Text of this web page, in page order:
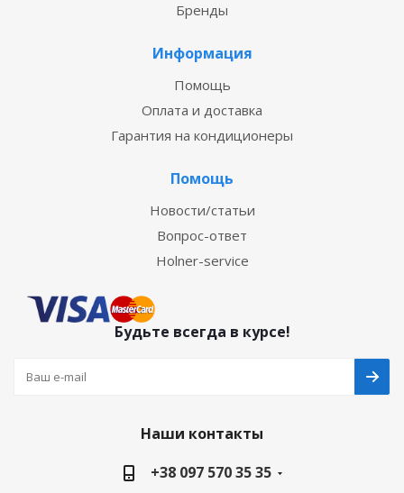
Бренды
Информация
Помощь
Оплата и доставка
Гарантия на кондиционеры
Помощь
Новости/статьи
Вопрос-ответ
Holner-service
Будьте всегда в курсе!
Наши контакты
+38 097 570 35 35